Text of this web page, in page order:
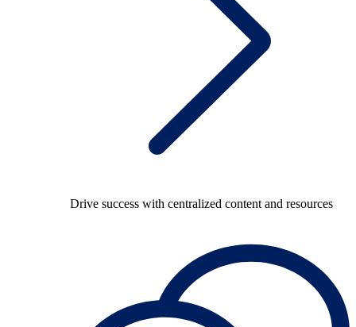
Drive success with centralized content and resources